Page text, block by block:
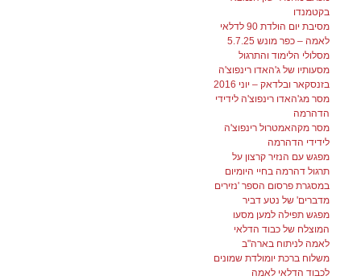
בקטמנדו
מסיבת יום הולדת 90 לדלאי
לאמה – כפר מונש 5.7.25
מסלולי הלימוד והתרגול
מסעותיו של ג'האדו רינפוצ'ה
בזנסקאר ובלדאק – יוני 2016
מסר מג'האדו רינפוצ'ה לידידי
הדהרמה
מסר מקהאמטרול רינפוצ'ה
לידידי הדהרמה
מפגש עם הנזיר קרצון על
תרגול דהרמה בחיי היומיום
במסגרת פרסום הספר 'נזירים
מדברים' של נטע דביר
מפגש תפילה למען מסעו
המוצלח של כבוד הדלאי
לאמה לניתוח בארה"ב
משלוח ברכת יומולדת שמונים
לכבוד הדלאי לאמה